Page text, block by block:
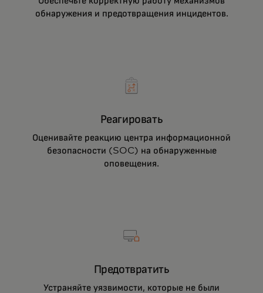
обнаружения и предотвращения инцидентов.
Реагировать
Оценивайте реакцию центра информационной
безопасности (SOC) на обнаруженные
оповещения.
Предотвратить
Устраняйте уязвимости, которые не были